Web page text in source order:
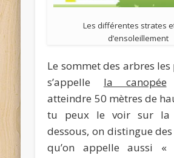
Les différentes strates
d’ensoleillement
Le sommet des arbres
s’appelle la canopée
atteindre 50 mètres de
tu peux le voir sur la
dessous, on distingue
qu’on appelle aussi «